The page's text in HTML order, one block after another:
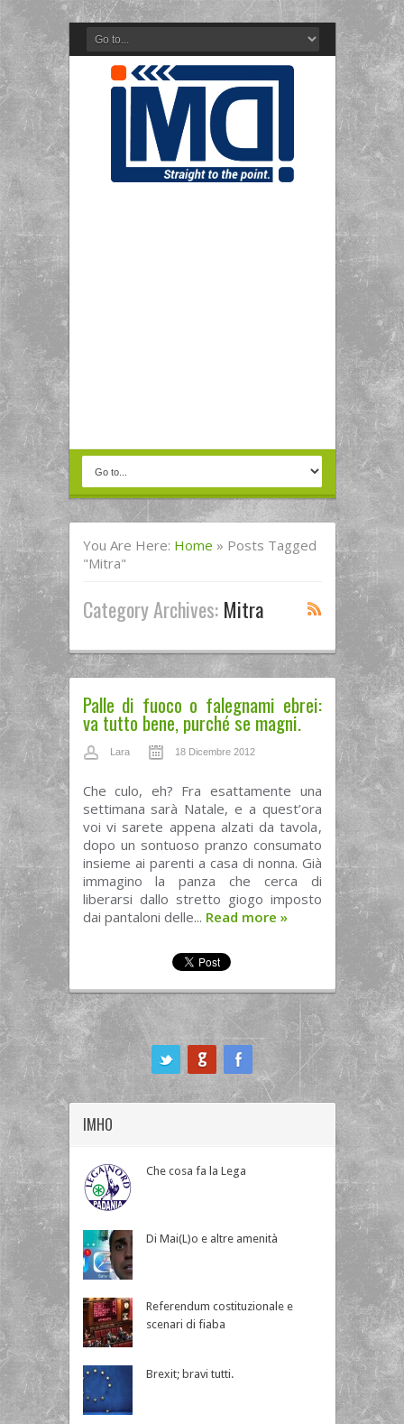
You Are Here: Home » Posts Tagged
"mitra"
Category Archives: Mitra
Palle di fuoco o falegnami ebrei:
va tutto bene, purché se magni.
Lara 18 Dicembre 2012
Che culo, eh? Fra esattamente una
settimana sarà Natale, e a quest’ora
voi vi sarete appena alzati da tavola,
dopo un sontuoso pranzo consumato
insieme ai parenti a casa di nonna. Già
immagino la panza che cerca di
liberarsi dallo stretto giogo imposto
dai pantaloni delle... Read more »
IMHO
Che cosa fa la Lega
Di Mai(L)o e altre amenità
Referendum costituzionale e
scenari di fiaba
Brexit; bravi tutti.